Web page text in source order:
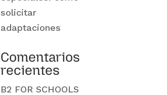
solicitar
adaptaciones
Comentarios
recientes
B2 FOR SCHOOLS